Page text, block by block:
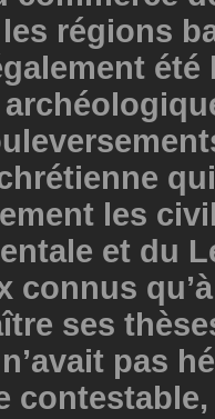
régions
été
les
et du
connus
ses
pas